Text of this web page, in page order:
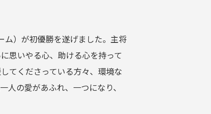
ム）が初優勝を遂げました。主将
思いやる心、助ける心を持って
てくださっている方々、環境な
の愛があふれ、一つになり、